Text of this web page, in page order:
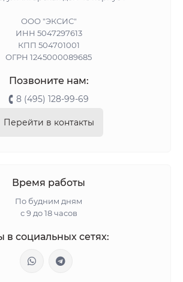
ООО "ЭКСИС"
ИНН 5047297613
КПП 504701001
ОГРН 1245000089685
Позвоните нам:
8 (495) 128-99-69
Перейти в контакты
Время работы
По будним дням
с 9 до 18 часов
в социальных сетях: